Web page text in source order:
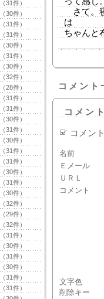
（31件）
（30件）
（31件）
（31件）
（30件）
（31件）
（30件）
（32件）
（28件）
（31件）
（31件）
（30件）
（31件）
（30件）
（31件）
（31件）
（30件）
（31件）
（30件）
（32件）
（29件）
（32件）
（31件）
（30件）
（31件）
（30件）
（31件）
（31件）
さて。
は
ちゃんと
コメント
コメン
コメン
名前
Ｅメール
ＵＲＬ
コメント
文字色
削除キー